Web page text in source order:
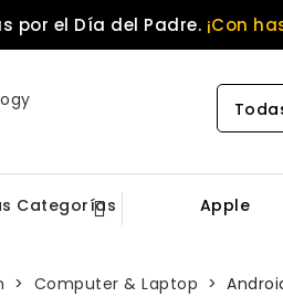
por el Día del Padre. ¡Con
Todas
Categorías Apple
Computer & Laptop